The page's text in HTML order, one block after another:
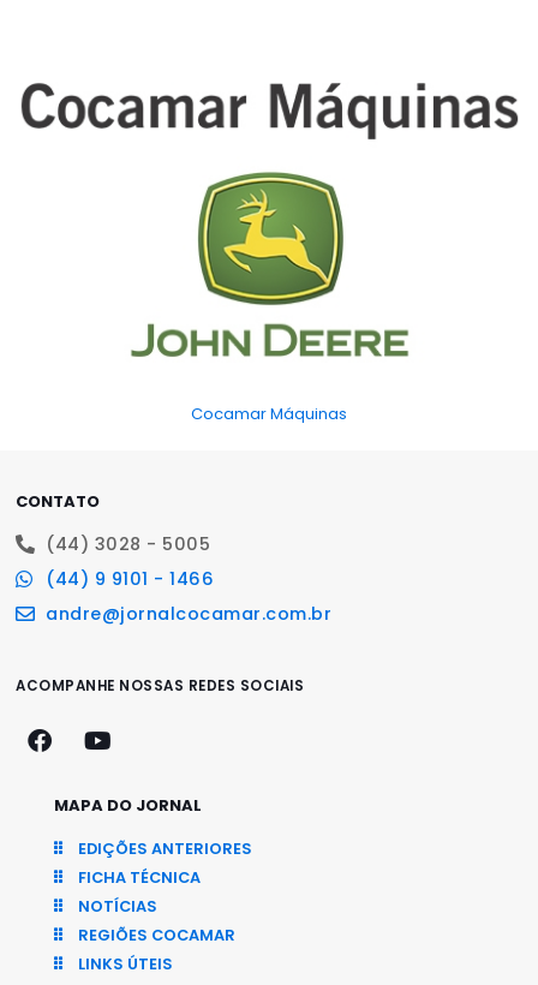
Cocamar Máquinas
CONTATO
(44) 3028 - 5005
(44) 9 9101 - 1466
andre@jornalcocamar.com.br
ACOMPANHE NOSSAS REDES SOCIAIS
MAPA DO JORNAL
EDIÇÕES ANTERIORES
FICHA TÉCNICA
NOTÍCIAS
REGIÕES COCAMAR
LINKS ÚTEIS